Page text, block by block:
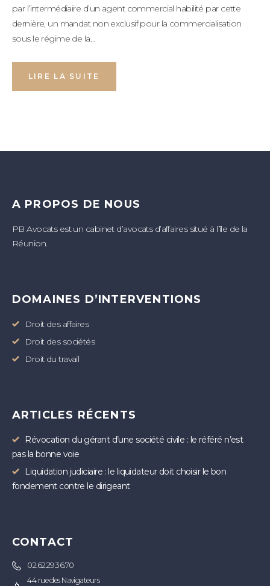
par l’intermédiaire d’un agent commercial habilité par cette
dernière, un mandat non exclusif pour la commercialisation
sous le régime de la…
LIRE LA SUITE
A PROPOS DE NOUS
PB Avocats est un cabinet d’avocats d’affaires situé à l’île de la
Réunion.
DOMAINES D’INTERVENTIONS
Droit des affaires
Droit des sociétés
Droit du travail
ARTICLES RÉCENTS
Révocation du gérant d’une société civile : le référé n’est
pas la bonne voie
Liquidation judiciaire : le liquidateur doit choisir le bon
fondement contre le dirigeant
CONTACT
02.62.29.36.70
44 rue des Navigateurs